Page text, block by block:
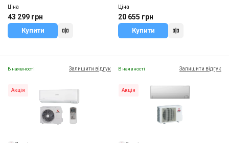
S18FTXLA2-NG WI-FI R32
Ціна
43 299 грн
Купити
AS25RHBHRA/1U25YERFRA
Ціна
20 655 грн
Купити
В наявності Залишити відгук
Акція
В наявності Залишити відгук
Акція